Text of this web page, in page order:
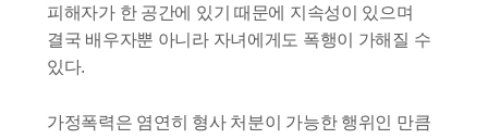
피해자가 한 공간에 있기 때문에 지속성이 있으며
결국 배우자뿐 아니라 자녀에게도 폭행이 가해질 수
있다.
가정폭력은 염연히 형사 처분이 가능한 행위인 만큼